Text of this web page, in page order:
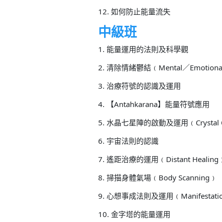
12. 如何防止能量流失
中級班
1. 能量運用的法則及科學觀
2. 清除情緒鬱結﹙Mental／
3. 治療符號的認識及運用
4. 【Antahkarana】能量符號應用
5. 水晶七星陣的啟動及運用﹙Crystal
6. 宇宙法則的認識
7. 遙距治療的運用﹙Distant
8. 掃描身體氣場﹙Body Scanning﹚
9. 心想事成法則及運用
10. 金字塔的能量運用